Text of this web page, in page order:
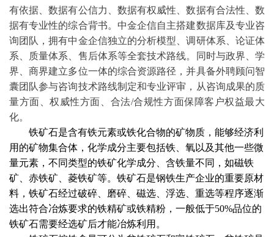
有依据、数据有公信力、数据有权威性、数据有合法性、数
据有专业性的综合背书。中金企信自主搭建数据库及专业咨
询团队，拥有中金企信独立的分析模型、调研体系、论证体
系、质量体系、售后体系等全套技术路线。同时与政界、学
界、商界建立多位一体的综合资源路径，并具备外聘顾问智
囊团队参与咨询技术路线制定和专业评审，从咨询成果的质
量方面、权威性方面、合法/合规性方面保障客户权益最大
化。
铁矿石是含有铁元素或铁化合物的矿物质，能够经济利
用的矿物集合体，化学成分主要包括铁、氧以及其他一些微
量元素，不同类型的铁矿化学成分、含铁量不同，如磁铁
矿、赤铁矿、菱铁矿等。铁矿石是钢铁生产企业的重要原材
料，铁矿石经过破碎、磨碎、磁选、浮选、重选等程序逐渐
选出符合冶炼要求的铁精矿或铁精粉，一般低于50%品位的
铁矿石需要经选矿后才能冶炼利用。